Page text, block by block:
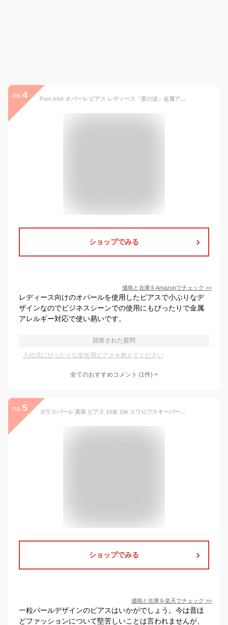
no. 4 Free bird オパール ピアス レディース「星の涙」金属アレルギー対応 シルバー925 ピアス かわいい 十月の誕生石 虹色に輝く 女性 ギフト 上品 バレンタイン ギフト ホワイトデー お返し 入学式 卒業式
ショップでみる
価格と在庫をAmazonでチェック >>
レディース向けのオパールを使用したピアスで小ぶりなデ
ザインなのでビジネスシーンでの使用にもぴったりで金属
アレルギー対応で使い易いです。
回答された質問
入社式にぴったりな女性用ピアスを教えてください
全てのおすすめコメント (1件) >
no. 5 ガラスパール 真珠 ピアス 10金 10k スワロフスキーパール 真珠ピアス スタッドピアス K10 両耳用 送料無料 レディース 女性用 誕生日プレゼント 妻 母 金属アレルギー 安心 激安 ブライダル 結婚式 お呼ばれ アコヤパール 艶感 フォーマル 成人 お祝い オフィス 即納
ショップでみる
価格と在庫を楽天でチェック >>
一粒パールデザインのピアスはいかがでしょう。今は昔ほ
どファッションについて堅苦しいことは言われませんが、